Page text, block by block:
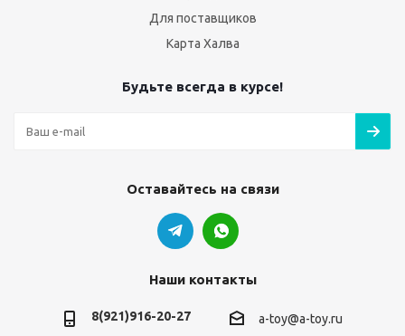
Для поставщиков
Карта Халва
Будьте всегда в курсе!
Оставайтесь на связи
Наши контакты
8(921)916-20-27 a-toy@a-toy.ru